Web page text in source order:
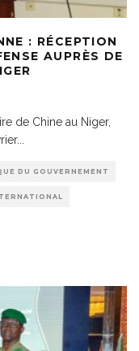
: RÉCEPTION
AUPRÈS DE
de Chine au Niger,
...
DU GOUVERNEMENT